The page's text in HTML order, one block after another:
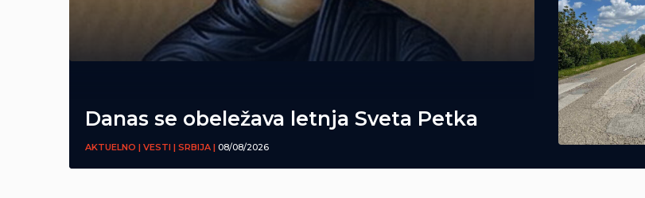
Danas se obeležava letnja Sveta Petka
AKTUELNO | VESTI | SRBIJA | 08/08/2026